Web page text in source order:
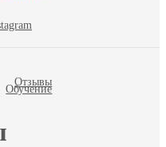
Отзывы
Обучение